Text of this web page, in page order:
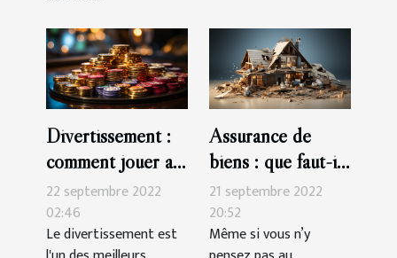
Divertissement :
comment jouer au
casino en ligne
22 septembre 2022
02:46
Le divertissement est
Assurance de
biens : que faut-il
savoir ?
21 septembre 2022
20:52
Même si vous n’y